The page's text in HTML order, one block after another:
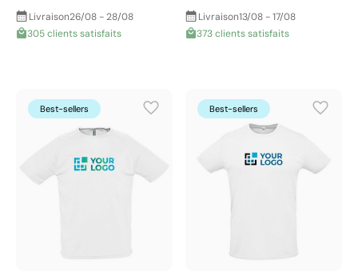
Livraison26/08 - 28/08
305 clients satisfaits
Livraison13/08 - 17/08
373 clients satisfaits
Best-sellers Best-sellers